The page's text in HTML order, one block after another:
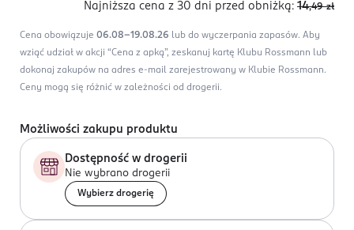
Najniższa cena z 30 dni przed obniżką: 14,49 zł
Cena obowiązuje 06.08-19.08.26 lub do wyczerpania zapasów. Aby
wziąć udział w akcji “Cena z apką”, zeskanuj kartę Klubu Rossmann lub
dokonaj zakupów na adres e-mail zarejestrowany w Klubie Rossmann.
Ceny mogą się różnić w zależności od drogerii.
Możliwości zakupu produktu
Dostępność w drogerii
Nie wybrano drogerii
Wybierz drogerię